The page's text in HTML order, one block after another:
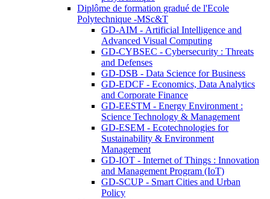
Diplôme de formation gradué de l'Ecole
Polytechnique -MSc&T
GD-AIM - Artificial Intelligence and
Advanced Visual Computing
GD-CYBSEC - Cybersecurity : Threats
and Defenses
GD-DSB - Data Science for Business
GD-EDCF - Economics, Data Analytics
and Corporate Finance
GD-EESTM - Energy Environment :
Science Technology & Management
GD-ESEM - Ecotechnologies for
Sustainability & Environment
Management
GD-IOT - Internet of Things : Innovation
and Management Program (IoT)
GD-SCUP - Smart Cities and Urban
Policy